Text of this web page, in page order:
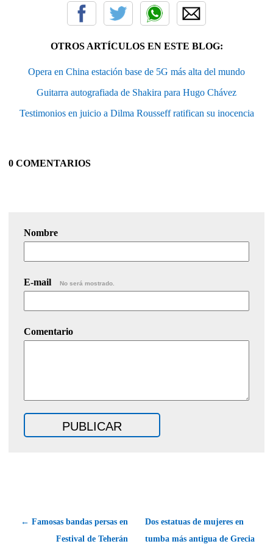
OTROS ARTÍCULOS EN ESTE BLOG:
Opera en China estación base de 5G más alta del mundo
Guitarra autografiada de Shakira para Hugo Chávez
Testimonios en juicio a Dilma Rousseff ratifican su inocencia
0 COMENTARIOS
Nombre
E-mail No será mostrado.
Comentario
← Famosas bandas persas en
Festival de Teherán
Dos estatuas de mujeres en
tumba más antigua de Grecia